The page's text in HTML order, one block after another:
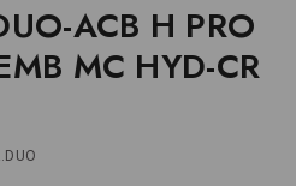
ACB H PRO
MC HYD-CR